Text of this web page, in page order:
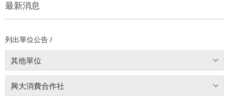
最新消息
列出單位公告 /
其他單位
興大消費合作社